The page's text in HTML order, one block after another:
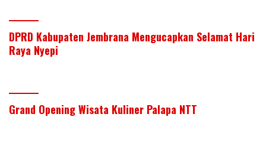
DPRD Kabupaten Jembrana Mengucapkan Selamat Hari
Raya Nyepi
Grand Opening Wisata Kuliner Palapa NTT